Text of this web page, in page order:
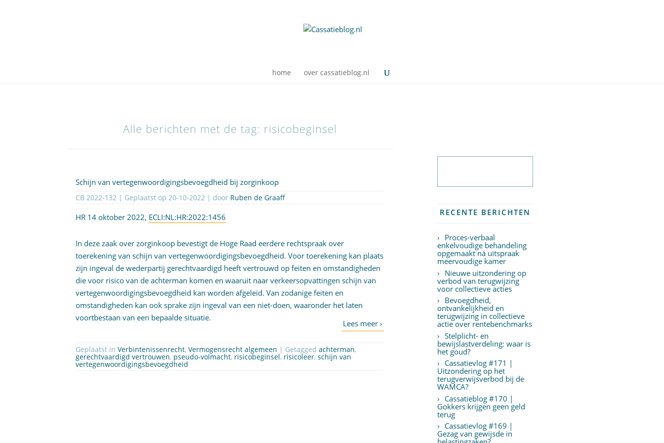
home over cassatieblog.nl
Alle berichten met de tag: risicobeginsel
Schijn van vertegenwoordigingsbevoegdheid bij zorginkoop
CB 2022-132 | Geplaatst op20-10-2022 | door Ruben de Graaff
HR 14 oktober 2022, ECLI:NL:HR:2022:1456
In deze zaak over zorginkoop bevestigt de Hoge Raad eerdere rechtspraak over
toerekening van schijn van vertegenwoordigingsbevoegdheid. Voor toerekening kan plaats
zijn ingeval de wederpartij gerechtvaardigd heeft vertrouwd op feiten en omstandigheden
die voor risico van de achterman komen en waaruit naar verkeersopvattingen schijn van
vertegenwoordigingsbevoegdheid kan worden afgeleid. Van zodanige feiten en
omstandigheden kan ook sprake zijn ingeval van een niet-doen, waaronder het laten
voortbestaan van een bepaalde situatie.
Geplaatst inVerbintenissenrecht,Vermogensrecht algemeen | Getaggedachterman,
gerechtvaardigd vertrouwen, pseudo-volmacht, risicobeginsel, risicoleer,schijn van
vertegenwoordigingsbevoegdheid
RECENTE BERICHTEN
Proces-verbaal
enkelvoudige behandeling
opgemaakt ná uitspraak
meervoudige kamer
Nieuwe uitzondering op
verbod van terugwijzing
voor collectieve acties
Bevoegdheid,
ontvankelijkheid en
terugwijzing in collectieve
actie over rentebenchmarks
Stelplicht- en
bewijslastverdeling: waar is
het goud?
Cassatievlog #171 |
Uitzondering op het
terugverwijsverbod bij de
WAMCA?
Cassatieblog #170 |
Gokkers krijgen geen geld
terug
Cassatievlog #169 |
Gezag van gewijsde in